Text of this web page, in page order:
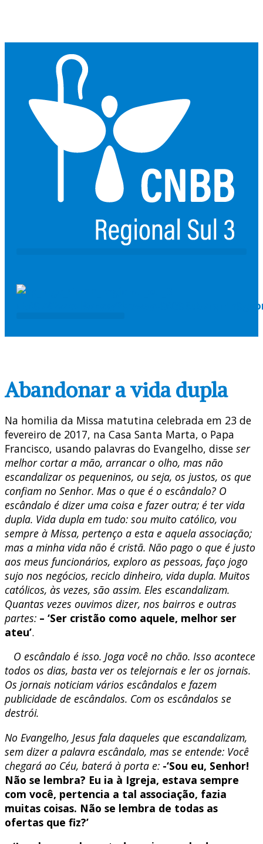
Abandonar a vida dupla
Na homilia da Missa matutina celebrada em 23 de
fevereiro de 2017, na Casa Santa Marta, o Papa
Francisco, usando palavras do Evangelho, disse ser
melhor cortar a mão, arrancar o olho, mas não
escandalizar os pequeninos, ou seja, os justos, os que
confiam no Senhor. Mas o que é o escândalo? O
escândalo é dizer uma coisa e fazer outra; é ter vida
dupla. Vida dupla em tudo: sou muito católico, vou
sempre à Missa, pertenço a esta e aquela associação;
mas a minha vida não é cristã. Não pago o que é justo
aos meus funcionários, exploro as pessoas, faço jogo
sujo nos negócios, reciclo dinheiro, vida dupla. Muitos
católicos, às vezes, são assim. Eles escandalizam.
Quantas vezes ouvimos dizer, nos bairros e outras
partes: – ‘Ser cristão como aquele, melhor ser
ateu’.
O escândalo é isso. Joga você no chão. Isso acontece
todos os dias, basta ver os telejornais e ler os jornais.
Os jornais noticiam vários escândalos e fazem
publicidade de escândalos. Com os escândalos se
destrói.
No Evangelho, Jesus fala daqueles que escandalizam,
sem dizer a palavra escândalo, mas se entende: Você
chegará ao Céu, baterá à porta e: -‘Sou eu, Senhor!
Não se lembra? Eu ia à Igreja, estava sempre
com você, pertencia a tal associação, fazia
muitas coisas. Não se lembra de todas as
ofertas que fiz?’